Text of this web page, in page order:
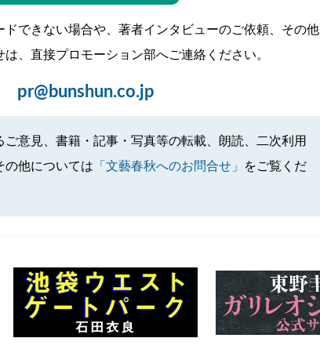
ドできない場合や、著者インタビューのご依頼、その他
、直接プロモーション部へご連絡ください。
pr@bunshun.co.jp
意見、書籍・記事・写真等の転載、朗読、二次利用
の他については 「文藝春秋へのお問合せ」
をご覧くだ